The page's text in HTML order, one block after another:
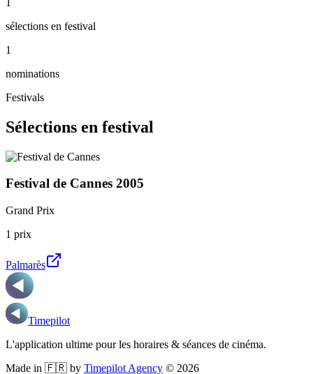
sélections en festival
1
nominations
Festivals
Sélections en festival
Festival de Cannes 2005
Grand Prix
1 prix
Palmarès
Timepilot
L'application ultime pour les horaires & séances de cinéma.
Made in 🇫🇷 by Timepilot Agency © 2026